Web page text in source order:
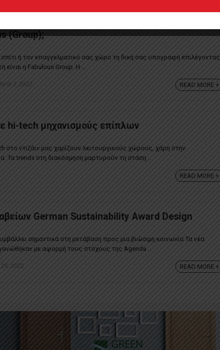
(Group);
ή τον επαγγελματικό σας χώρο τη δική σας υπογραφή επιλέγοντας
είναι η Fabulous Group. Η ...
2, 2022 READ MORE +
hi-tech μηχανισμούς επίπλων
στο ντιζάιν μας χαρίζουν λειτουργικούς χώρους, χάρη στην
Τα trends στη διακόσμηση μαρτυρούν τη στάση ...
READ MORE +
German Sustainability Award Design
σημαντικά στη μετάβαση προς μια βιώσιμη κοινωνία Τα νέα
με αφορμή τους στόχους της Agenda ...
2022 READ MORE +